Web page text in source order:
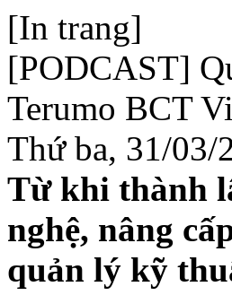
[In trang]
[PODCAST]
Terumo BCT
Thứ ba, 31/03/
Từ khi thành
nghệ, nâng
quản lý kỹ